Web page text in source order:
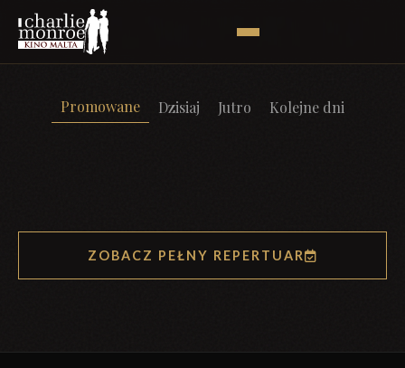
Promowane Dzisiaj Jutro Kolejne dni
ZOBACZ PEŁNY REPERTUAR